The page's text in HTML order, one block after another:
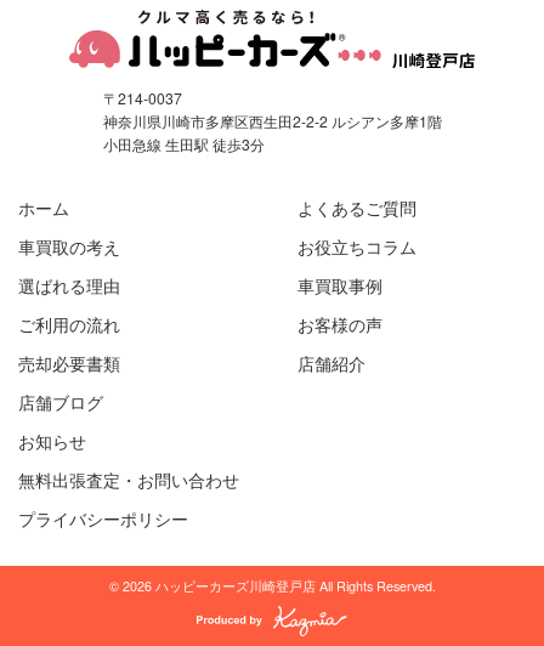
〒214-0037
神奈川県川崎市多摩区西生田2-2-2 ルシアン多摩1階
小田急線 生田駅 徒歩3分
ホーム
車買取の考え
選ばれる理由
ご利用の流れ
売却必要書類
よくあるご質問
お役立ちコラム
車買取事例
お客様の声
店舗紹介
店舗ブログ
お知らせ
無料出張査定・お問い合わせ
プライバシーポリシー
© 2026 ハッピーカーズ川崎登戸店 All Rights Reserved.